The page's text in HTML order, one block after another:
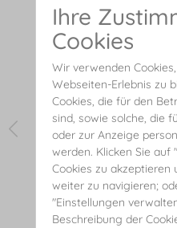
Ihre
Cookies
Wir verwenden
Webseiten-Erlebnis zu
Cookies, die für den
sind, sowie solche, die
oder zur Anzeige
werden. Klicken Sie auf
Cookies zu akzeptieren
weiter zu navigieren;
"Einstellungen
Beschreibung der